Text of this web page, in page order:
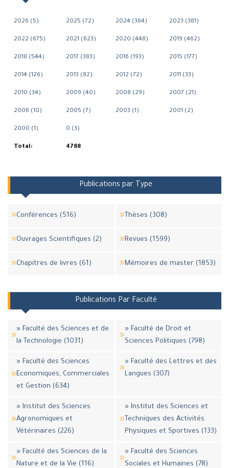
2026 (5) 2025 (72) 2024 (364) 2023 (381)
2022 (675) 2021 (623) 2020 (448) 2019 (462)
2018 (544) 2017 (383) 2016 (193) 2015 (177)
2014 (126) 2013 (82) 2012 (72) 2011 (33)
2010 (34) 2009 (40) 2008 (29) 2007 (21)
2006 (10) 2005 (7) 2003 (1) 2001 (2)
2000 (1) 0 (3)
Total: 4788
Publications par Type
Conférences (516) Thèses (308)
Ouvrages Scientifiques (2) Revues (1599)
Chapitres de livres (61) Mémoires de master (1853)
Publications Par Faculté
» Faculté des Sciences et de
la Technologie (1031)
» Faculté de Droit et
Sciences Politiques (798)
» Faculté des Sciences
Economiques, Commerciales
et Gestion (634)
» Faculté des Lettres et des
Langues (307)
» Institut des Sciences
Agronomiques et
Vétérinaires (226)
» Institut des Sciences et
Techniques des Activités
Physiques et Sportives (133)
» Faculté des Sciences de la
Nature et de la Vie (116)
» Faculté des Sciences
Sociales et Humaines (78)